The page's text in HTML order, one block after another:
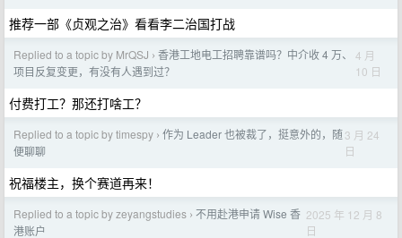
推荐一部《贞观之治》看看李二治国打战
Replied to a topic by MrQSJ › 香港工地电工招聘靠谱吗？中介收 4 万、
项目反复变更，有没有人遇到过？
4 月
10 日
付费打工？那还打啥工？
Replied to a topic by timespy › 作为 Leader 也被裁了，挺意外的，随
便聊聊
3 月 24
日
祝福楼主，换个赛道再来！
Replied to a topic by zeyangstudies › 不用赴港申请 Wise 香
港账户
2025 年 12 月 8
日